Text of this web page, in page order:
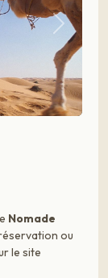
Suivant
Nomade
ou
le site